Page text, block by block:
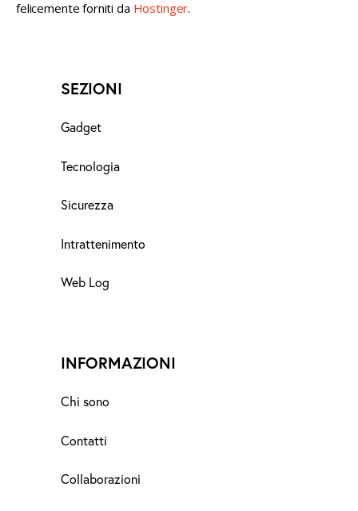
felicemente forniti da Hostinger.
SEZIONI
Gadget
Tecnologia
Sicurezza
Intrattenimento
Web Log
INFORMAZIONI
Chi sono
Contatti
Collaborazioni